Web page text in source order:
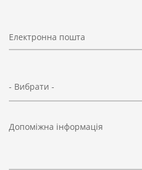
Електронна пошта
- Вибрати -
Допоміжна інформація